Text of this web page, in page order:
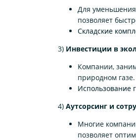
Для
позволяет
Складские
3) Инвестиции в
Компании,
природном
Использование
4) Аутсорсинг и
Многие
позволяет